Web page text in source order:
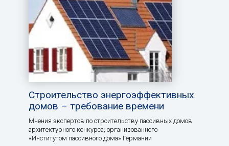
Строительство энергоэффективных
домов – требование времени
Мнения экспертов по строительству пассивных домов
архитектурного конкурса, организованного
«Институтом пассивного дома» Германии